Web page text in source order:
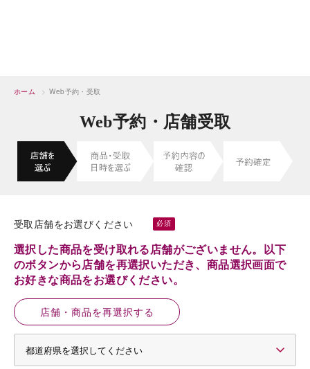
ホーム > Web予約・受取
Web予約・店舗受取
受取店舗をお選びください
選択した商品を受け取れる店舗がございません。以下
のボタンから店舗を再選択いただき、商品選択画面で
お好きな商品をお選びください。
店舗・商品を再選択する